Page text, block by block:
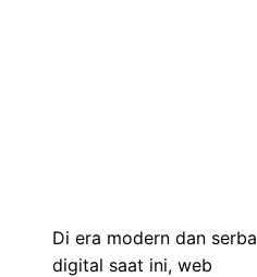
Di era modern dan serba
digital saat ini, web